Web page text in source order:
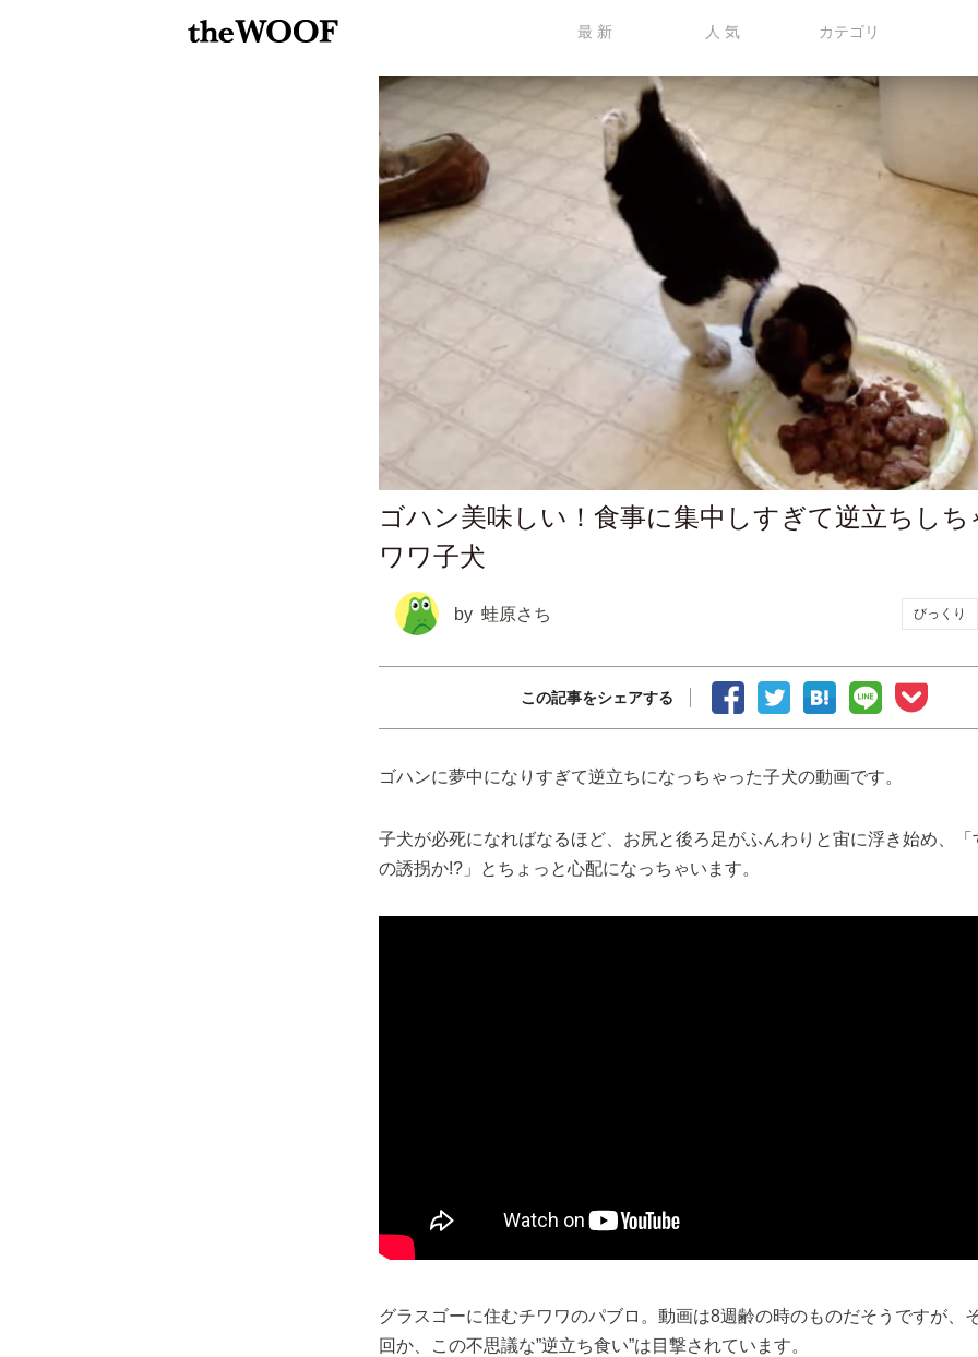
最 新 人 気 カテゴリ
ゴハン美味しい！食事に集中しすぎて逆立ちしち
ワワ子犬
by 蛙原さち びっくり
この記事をシェアする
ゴハンに夢中になりすぎて逆立ちになっちゃった子犬の動画です。
子犬が必死になればなるほど、お尻と後ろ足がふんわりと宙に浮き始め、「
の誘拐か!?」とちょっと心配になっちゃいます。
グラスゴーに住むチワワのパブロ。動画は8週齢の時のものだそうですが、
回か、この不思議な”逆立ち食い”は目撃されています。